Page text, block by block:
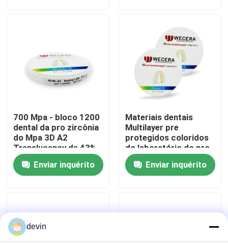
Sobre nós
Controle de qualidade
Contacte-nos
Solicite um orçamento
700 Mpa - bloco 1200
dental da pro zircônia
do Mpa 3D A2
Translucency de 43% -
de 57%
Enviar inquérito
Materiais dentais
Multilayer pre
protegidos coloridos
do laboratório do pro
bloco da zircônia 3D
Enviar inquérito
devin